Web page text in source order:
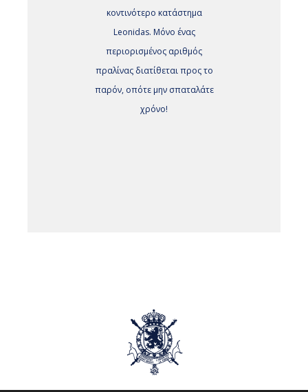
κοντινότερο κατάστημα
Leonidas. Μόνο ένας
περιορισμένος αριθμός
πραλίνας διατίθεται προς το
παρόν, οπότε μην σπαταλάτε
χρόνο!